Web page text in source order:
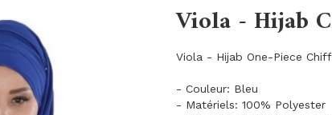
Viola - Hijab
Viola - Hijab One-Piece
- Couleur: Bleu
- Matériels: 100% Polyester